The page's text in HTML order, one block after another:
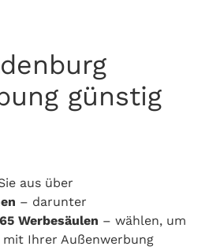
günstig
aus über
– darunter
65 Werbesäulen – wählen, um
mit Ihrer Außenwerbung